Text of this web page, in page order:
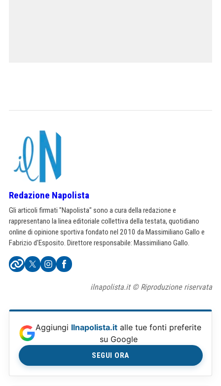
Redazione Napolista
Gli articoli firmati "Napolista" sono a cura della redazione e
rappresentano la linea editoriale collettiva della testata, quotidiano
online di opinione sportiva fondato nel 2010 da Massimiliano Gallo e
Fabrizio d'Esposito. Direttore responsabile: Massimiliano Gallo.
ilnapolista.it © Riproduzione riservata
Aggiungi Ilnapolista.it alle tue fonti preferite
su Google
SEGUI ORA